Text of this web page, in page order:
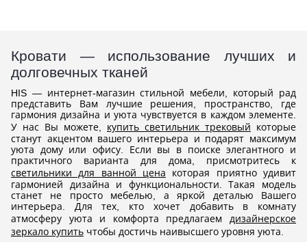
Кровати — использование лучших и
долговечных тканей
HIS — интернет-магазин стильной мебели, который рад
представить Вам лучшие решения, пространство, где
гармония дизайна и уюта чувствуется в каждом элементе.
У нас Вы можете, купить светильник трековый которые
станут акцентом вашего интерьера и подарят максимум
уюта дому или офису. Если вы в поиске элегантного и
практичного варианта для дома, присмотритесь к
светильники для ванной цена которая приятно удивит
гармонией дизайна и функциональности. Такая модель
станет не просто мебелью, а яркой деталью Вашего
интерьера. Для тех, кто хочет добавить в комнату
атмосферу уюта и комфорта предлагаем дизайнерское
зеркало купить чтобы достичь наивысшего уровня уюта.